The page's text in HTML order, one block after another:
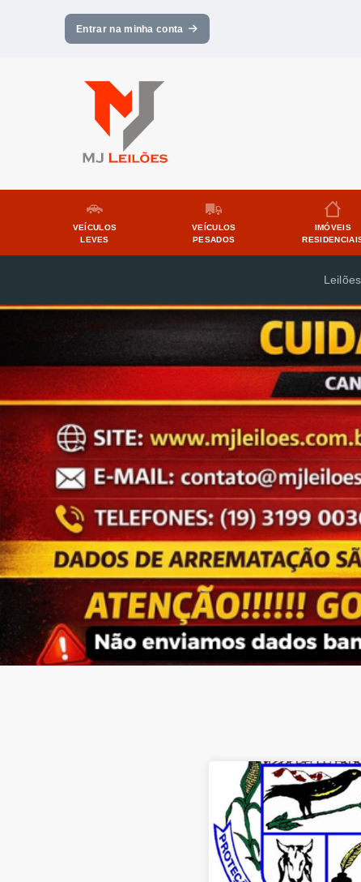
Entrar na minha conta
VEÍCULOS
LEVES
VEÍCULOS
PESADOS
IMÓVEIS